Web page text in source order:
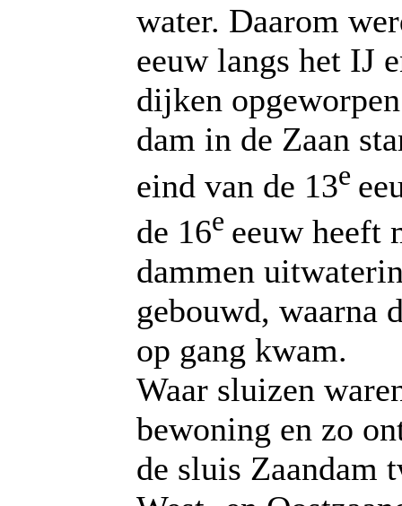
water. Daarom
eeuw langs het IJ
dijken
dam in de Zaan
eind van de 13e
de 16e eeuw heeft
dammen
gebouwd, waarna
op gang kwam.
Waar sluizen
bewoning en zo
de sluis Zaandam